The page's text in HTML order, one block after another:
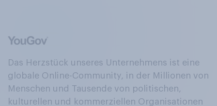
Das Herzstück unseres Unternehmens ist eine
globale Online-Community, in der Millionen von
Menschen und Tausende von politischen,
kulturellen und kommerziellen Organisationen